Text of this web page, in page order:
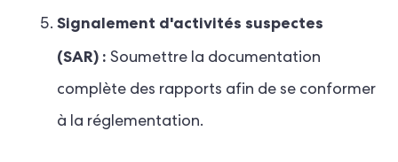
Signalement d'activités suspectes
(SAR) : Soumettre la documentation
complète des rapports afin de se conformer
à la réglementation.